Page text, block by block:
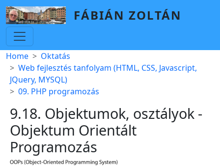
Skip to main content
FÁBIÁN ZOLTÁN
Breadcrumb
Home
Oktatás
Web fejlesztés tanfolyam (HTML, CSS, Javascript,
JQuery, MYSQL)
09. PHP programozás
9.18. Objektumok, osztályok -
Objektum Orientált
Programozás